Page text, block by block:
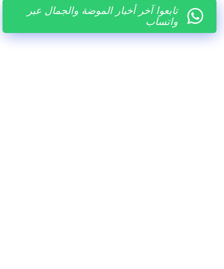
تابعوا آخر أخبار الموضة والجمال عبر
واتساب